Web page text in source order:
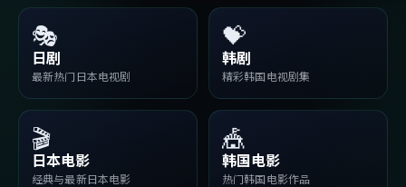
🎭
日剧
最新热门日本电视剧
💝
韩剧
精彩韩国电视剧集
🎬
日本电影
经典与最新日本电影
🎪
韩国电影
热门韩国电影作品